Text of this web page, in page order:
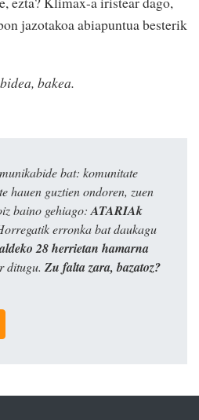
jazotakoa abiapuntua besterik
bakea.
bat: komunitate
hauen guztien ondoren, zuen
baino gehiago: ATARIAk
erronka bat daukagu
28 herrietan hamarna
ditugu. Zu falta zara, bazatoz?